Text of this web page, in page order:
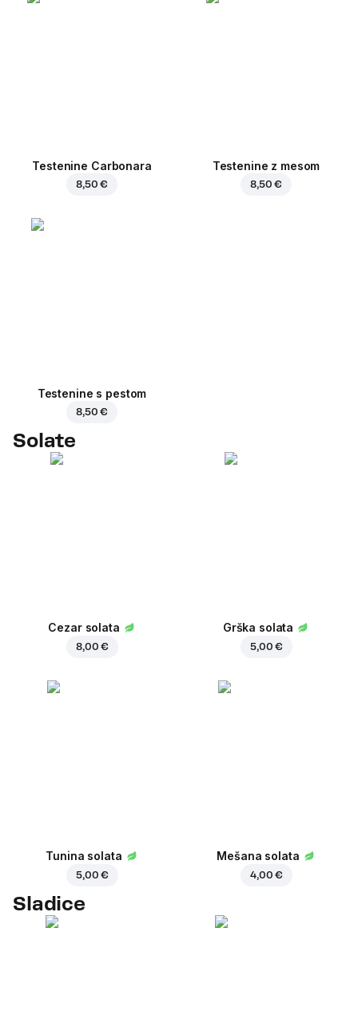
Testenine Carbonara
8,50 €
Testenine z mesom
8,50 €
Testenine s pestom
8,50 €
Solate
Cezar solata
8,00 €
Grška solata
5,00 €
Tunina solata
5,00 €
Mešana solata
4,00 €
Sladice